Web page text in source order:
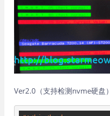
Ver2.0（支持检测nvme硬盘）